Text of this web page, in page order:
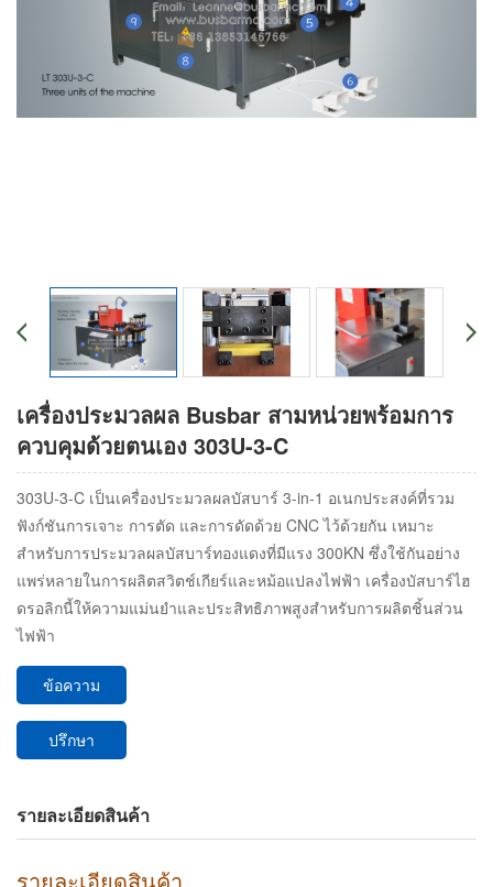
เครื่องประมวลผล Busbar สามหน่วยพร้อมการ
ควบคุมด้วยตนเอง 303U-3-C
303U-3-C เป็นเครื่องประมวลผลบัสบาร์ 3-in-1 อเนกประสงค์ที่รวม
ฟังก์ชันการเจาะ การตัด และการดัดด้วย CNC ไว้ด้วยกัน เหมาะ
สำหรับการประมวลผลบัสบาร์ทองแดงที่มีแรง 300KN ซึ่งใช้กันอย่าง
แพร่หลายในการผลิตสวิตช์เกียร์และหม้อแปลงไฟฟ้า เครื่องบัสบาร์ไฮ
ดรอลิกนี้ให้ความแม่นยำและประสิทธิภาพสูงสำหรับการผลิตชิ้นส่วน
ไฟฟ้า
ข้อความ
ปรึกษา
รายละเอียดสินค้า